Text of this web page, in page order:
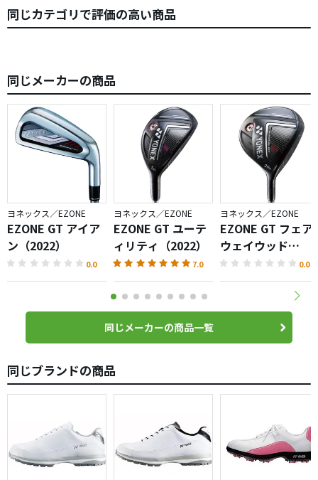
同じカテゴリで評価の高い商品
同じメーカーの商品
ヨネックス／EZONE
EZONE GT アイア
ン（2022）
0.0
ヨネックス／EZONE
EZONE GT ユーテ
ィリティ（2022）
7.0
ヨネックス／EZONE
EZONE GT フェア
ウェイウッド
（2022）
0.0
同じメーカーの商品一覧
同じブランドの商品